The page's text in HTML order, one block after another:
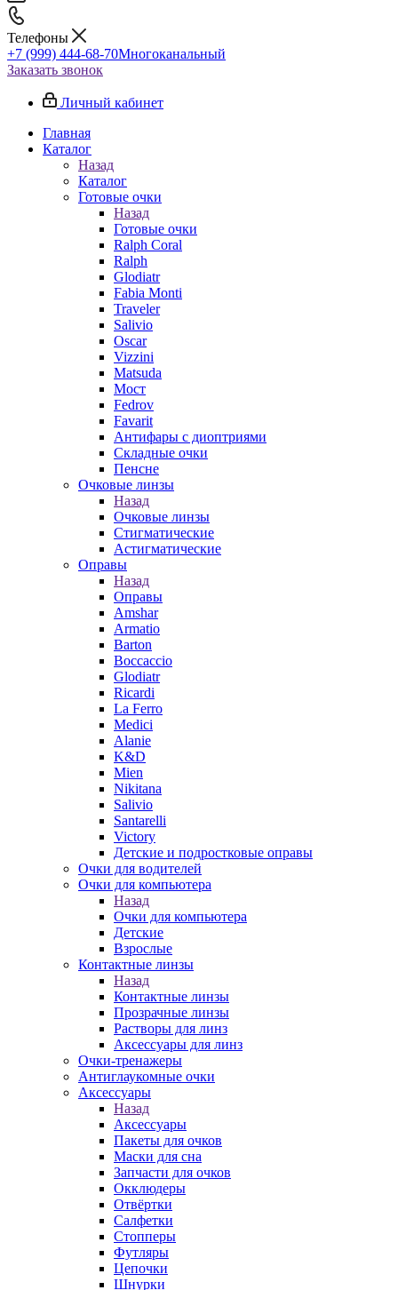
Телефоны
+7 (999) 444-68-70Многоканальный
Заказать звонок
Личный кабинет
Главная
Каталог
Назад
Каталог
Готовые очки
Назад
Готовые очки
Ralph Coral
Ralph
Glodiatr
Fabia Monti
Traveler
Salivio
Oscar
Vizzini
Matsuda
Мост
Fedrov
Favarit
Антифары с диоптриями
Складные очки
Пенсне
Очковые линзы
Назад
Очковые линзы
Стигматические
Астигматические
Оправы
Назад
Оправы
Amshar
Armatio
Barton
Boccaccio
Glodiatr
Ricardi
La Ferro
Medici
Alanie
K&D
Mien
Nikitana
Salivio
Santarelli
Victory
Детские и подростковые оправы
Очки для водителей
Очки для компьютера
Назад
Очки для компьютера
Детские
Взрослые
Контактные линзы
Назад
Контактные линзы
Прозрачные линзы
Растворы для линз
Аксессуары для линз
Очки-тренажеры
Антиглаукомные очки
Аксессуары
Назад
Аксессуары
Пакеты для очков
Маски для сна
Запчасти для очков
Окклюдеры
Отвёртки
Салфетки
Стопперы
Футляры
Цепочки
Шнурки